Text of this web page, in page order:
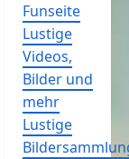
Funseite
Lustige
Videos,
Bilder und
mehr
Lustige